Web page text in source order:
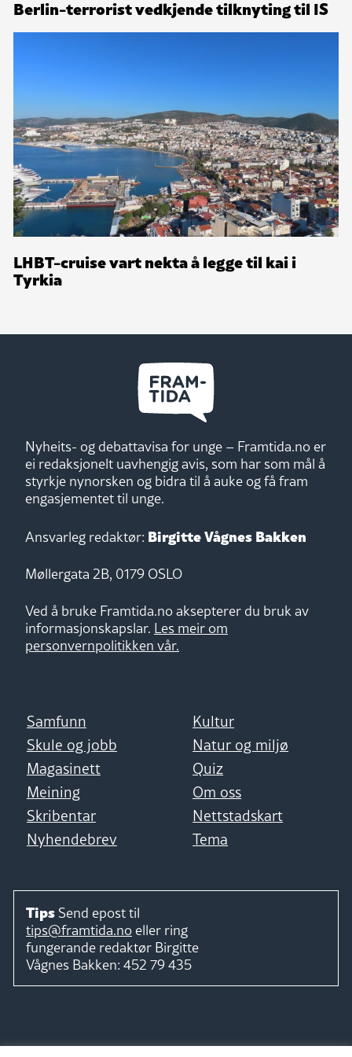
Berlin-terrorist vedkjende tilknyting til IS
LHBT-cruise vart nekta å legge til kai i
Tyrkia
Nyheits- og debattavisa for unge – Framtida.no er
ei redaksjonelt uavhengig avis, som har som mål å
styrkje nynorsken og bidra til å auke og få fram
engasjementet til unge.
Ansvarleg redaktør: Birgitte Vågnes Bakken
Møllergata 2B, 0179 OSLO
Ved å bruke Framtida.no aksepterer du bruk av
informasjonskapslar. Les meir om
personvernpolitikken vår.
Samfunn
Kultur
Skule og jobb
Natur og miljø
Magasinett
Quiz
Meining
Om oss
Skribentar
Nettstadskart
Nyhendebrev
Tema
Tips Send epost til
tips@framtida.no eller ring
fungerande redaktør Birgitte
Vågnes Bakken: 452 79 435